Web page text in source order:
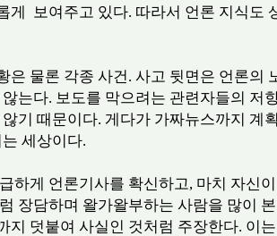
게 보여주고 있다. 따라서 언론 지식도
은 물론 각종 사건. 사고 뒷면은 언론의
는다. 보도를 막으려는 관련자들의 저
기 때문이다. 게다가 가짜뉴스까지 계
세상이다.
하게 언론기사를 확신하고, 마치 자신
장담하며 왈가왈부하는 사람을 많이
지 덧붙여 사실인 것처럼 주장한다. 이